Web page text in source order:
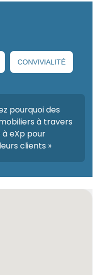
CONVIVIALITÉ
pourquoi des
à travers
eXp pour
clients »